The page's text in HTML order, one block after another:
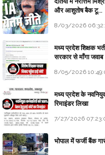
और आशुतोष बैक टू...
8/03/2026
मध्य प्रदेश शिक्षक
सरकार से माँगा जवाब
8/05/2026
मध्य प्रदेश के
रिमाइंडर लिखा
7/27/2026
भोपाल में फर्जी बैंक